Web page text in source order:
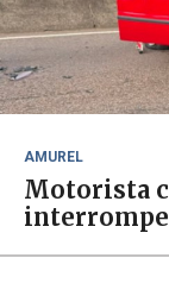
AMUREL
Motorista
interrompe